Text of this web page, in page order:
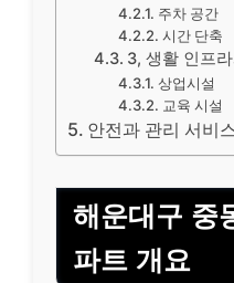
주차 공간
시간 단축
3, 생활 인프
상업시설
교육 시설
안전과 관리 서비
해운대구 중
파트 개요